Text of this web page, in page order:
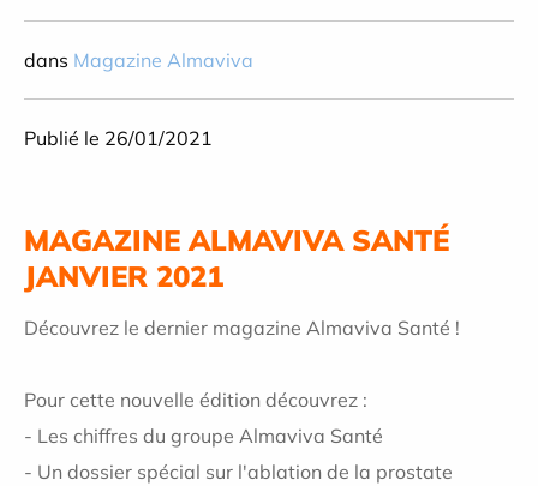
dans Magazine Almaviva
Publié le 26/01/2021
MAGAZINE ALMAVIVA SANTÉ
JANVIER 2021
Découvrez le dernier magazine Almaviva Santé !
Pour cette nouvelle édition découvrez :
- Les chiffres du groupe Almaviva Santé
- Un dossier spécial sur l'ablation de la prostate